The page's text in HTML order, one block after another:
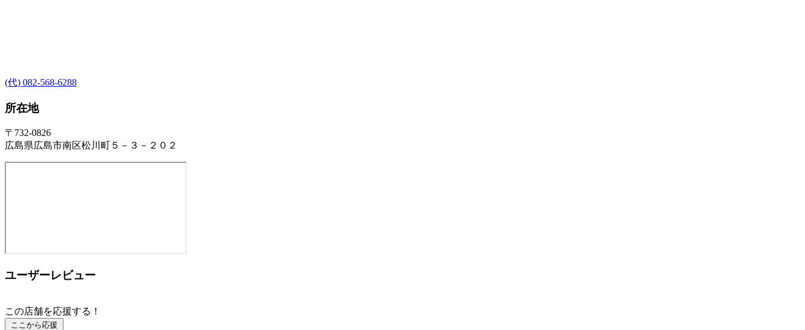
(代) 082-568-6288
所在地
〒732-0826
広島県広島市南区松川町５－３－２０２
ユーザーレビュー
この店舗を応援する！
ここから応援